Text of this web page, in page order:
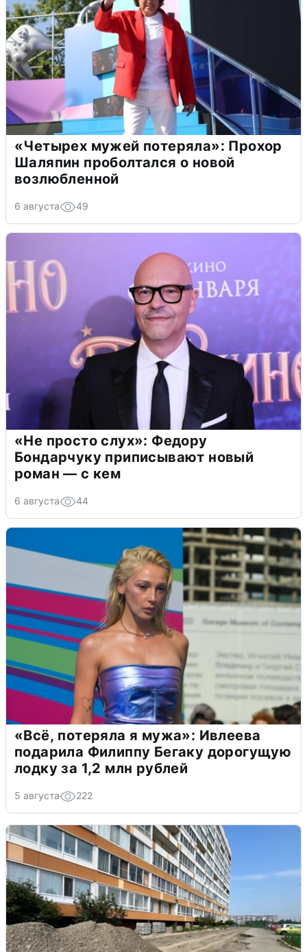
«Четырех мужей потеряла»: Прохор
Шаляпин проболтался о новой
возлюбленной
6 августа 49
«Не просто слух»: Федору
Бондарчуку приписывают новый
роман — с кем
6 августа 44
«Всё, потеряла я мужа»: Ивлеева
подарила Филиппу Бегаку дорогущую
лодку за 1,2 млн рублей
5 августа 222